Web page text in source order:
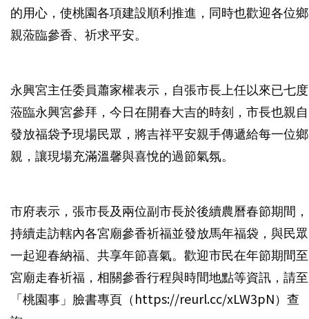
的用心，使桃園各項建設順利推進，同時也歡迎各位鄉
親蒞臨參香、祈求平安。
永興宮主任委員蕭家權表示，自張市長上任以來已七度
蒞臨永興宮參拜，今日在開春大吉的時刻，市長也親自
發放福袋予現場民眾，將吉祥平安親手傳遞給每一位鄉
親，讓現場充滿溫馨與喜悅的過節氣氛。
市府表示，張市長及兩位副市長於後續農曆春節期間，
持續走訪轄內各宮廟參香祈福並發放馬年福袋，與民眾
一起迎春納福、共享年節喜氣。歡迎市民在年節期間至
宮廟走春祈福，相關參香行程與時間地點等資訊，請至
「桃園事」臉書專頁（https://reurl.cc/xLW3pN）查